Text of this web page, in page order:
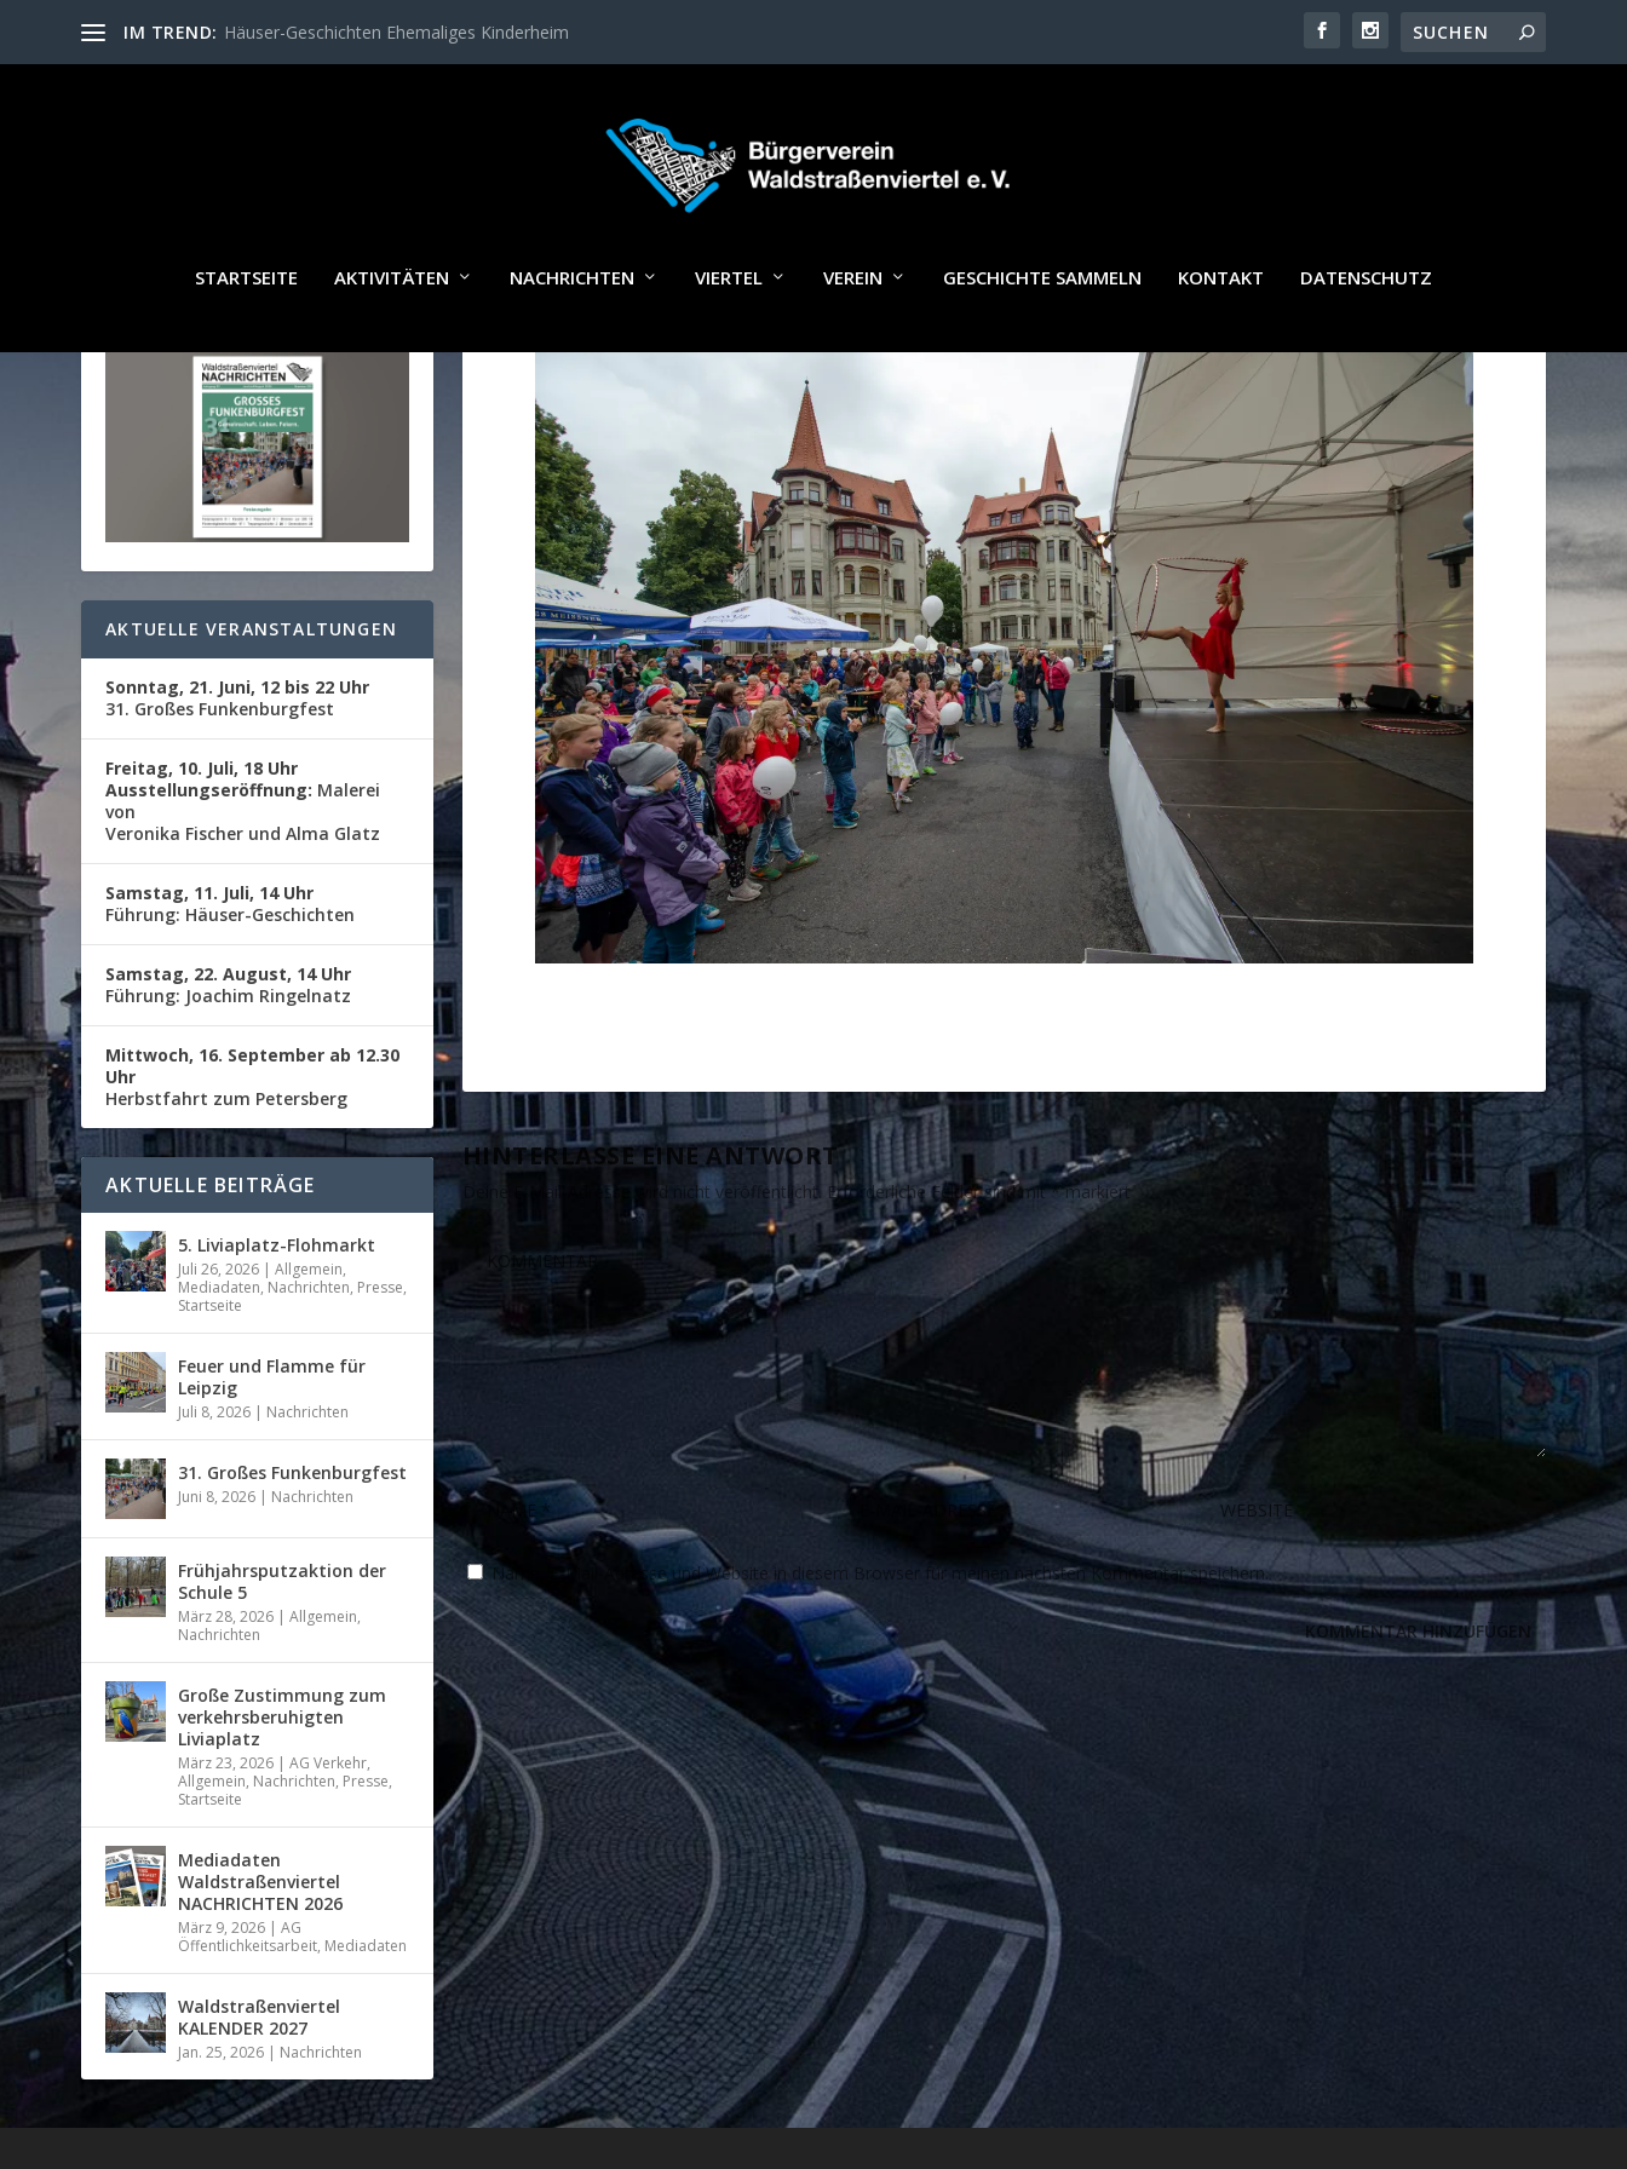
IM TREND: Häuser-Geschichten Ehemaliges Kinderheim
STARTSEITE AKTIVITÄTEN NACHRICHTEN VIERTEL VEREIN GESCHICHTE SAMMELN KONTAKT DATENSCHUTZ
FUBU18__023HULA_S
HINTERLASSE EINE ANTWORT
Deine E-Mail-Adresse wird nicht veröffentlicht. Erforderliche Felder sind mit*markiert
Name, E-Mail-Adresse und Website in diesem Browser für meinen nächsten Kommentar speichern.
WALDSTRASSENVIERTEL N
AKTUELLE VERANSTALTUNGEN
Sonntag, 21. Juni, 12 bis 22 Uhr
31. Großes Funkenburgfest
Freitag, 10. Juli, 18 Uhr
Ausstellungseröffnung: Malerei
von
Veronika Fischer und Alma Glatz
Samstag, 11. Juli, 14 Uhr
Führung: Häuser-Geschichten
Samstag, 22. August, 14 Uhr
Führung: Joachim Ringelnatz
Mittwoch, 16. September ab 12.30
Uhr
Herbstfahrt zum Petersberg
AKTUELLE BEITRÄGE
5. Liviaplatz-Flohmarkt
Juli 26, 2026 |Allgemein,
Mediadaten, Nachrichten, Presse,
Startseite
Feuer und Flamme für
Leipzig
Juli 8, 2026 | Nachrichten
31. Großes Funkenburgfest
Juni 8, 2026 | Nachrichten
Frühjahrsputzaktion der
Schule 5
März 28, 2026 |Allgemein,
Nachrichten
Große Zustimmung zum
verkehrsberuhigten
Liviaplatz
März 23, 2026 |AG Verkehr,
Allgemein, Nachrichten, Presse,
Startseite
Mediadaten
Waldstraßenviertel
NACHRICHTEN 2026
März 9, 2026 |AG
Öffentlichkeitsarbeit, Mediadaten
Waldstraßenviertel
KALENDER 2027
Jan. 25, 2026 | Nachrichten